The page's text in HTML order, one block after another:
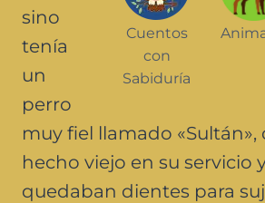
Cuentos
con
Sabiduría
sino
tenía
un
perro
muy fiel llamado «Sultán»,
hecho viejo en su servicio
quedaban dientes para